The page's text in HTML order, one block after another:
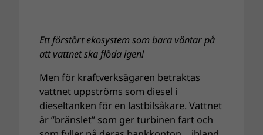
Ett förstört ekosystem som bara väntar på
att vattnet ska flöda igen!
Men för kraftverksägaren betraktas
vattnet uppströms som diesel i
dieseltanken för en lastbilsåkare. Vattnet
är ”bränslet” som ger turbinen fart och